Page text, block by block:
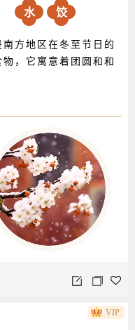
水 饺
南方地区在冬至节日的
物，它寓意着团圆和和
VIP